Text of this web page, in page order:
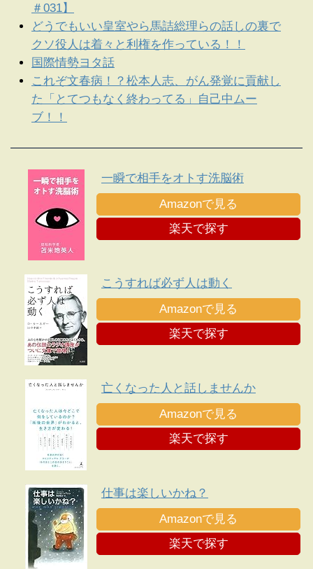
＃031】
どうでもいい皇室やら馬詰総理らの話しの裏で
クソ役人は着々と利権を作っている！！
国際情勢ヨタ話
これぞ文春病！？松本人志、がん発覚に貢献し
た「とてつもなく終わってる」自己中ムー
ブ！！
一瞬で相手をオトす洗脳術
Amazonで見る
楽天で探す
こうすれば必ず人は動く
Amazonで見る
楽天で探す
亡くなった人と話しませんか
Amazonで見る
楽天で探す
仕事は楽しいかね？
Amazonで見る
楽天で探す